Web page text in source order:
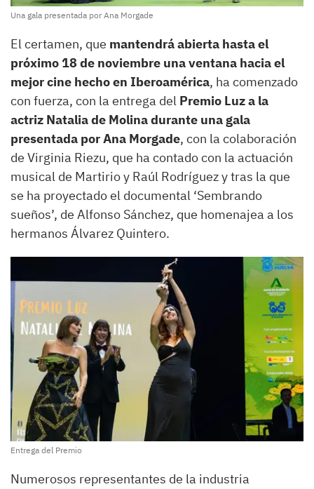
Una gala presentada por Ana Morgade
El certamen, que mantendrá abierta hasta el
próximo 18 de noviembre una ventana hacia el
mejor cine hecho en Iberoamérica, ha comenzado
con fuerza, con la entrega del Premio Luz a la
actriz Natalia de Molina durante una gala
presentada por Ana Morgade, con la colaboración
de Virginia Riezu, que ha contado con la actuación
musical de Martirio y Raúl Rodríguez y tras la que
se ha proyectado el documental ‘Sembrando
sueños’, de Alfonso Sánchez, que homenajea a los
hermanos Álvarez Quintero.
Entrega del Premio
Numerosos representantes de la industria